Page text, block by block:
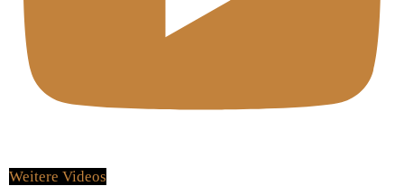
Weitere Videos